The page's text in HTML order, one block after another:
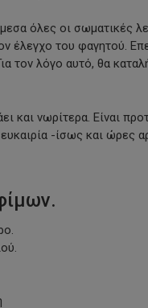
όλες οι σωματικές
έλεγχο του φαγητού.
τον λόγο αυτό, θα
και νωρίτερα. Είναι
-ίσως και ώρες